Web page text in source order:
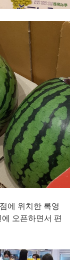
에 위치한 록영
오픈하면서 편